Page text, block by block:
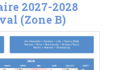
2027-2028
(Zone B)